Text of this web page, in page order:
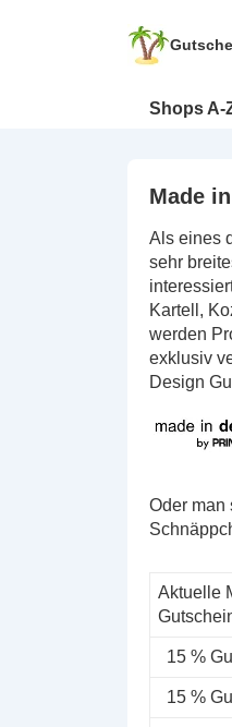
Shops A-
Made
Als eines
sehr
Kartell,
werden
exklusiv
Design
Oder man
Aktuelle
15 %
15 %